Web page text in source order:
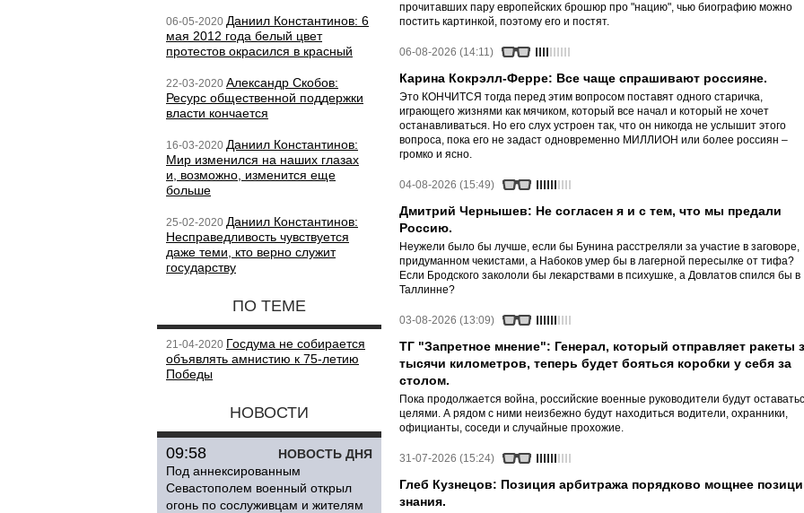
06-05-2020 Даниил Константинов: 6
мая 2012 года белый цвет
протестов окрасился в красный
22-03-2020 Александр Скобов:
Ресурс общественной поддержки
власти кончается
16-03-2020 Даниил Константинов:
Мир изменился на наших глазах
и, возможно, изменится еще
больше
25-02-2020 Даниил Константинов:
Несправедливость чувствуется
даже теми, кто верно служит
государству
ПО ТЕМЕ
21-04-2020 Госдума не собирается
объявлять амнистию к 75-летию
Победы
НОВОСТИ
НОВОСТЬ ДНЯ
09:58
Под аннексированным
Севастополем военный открыл
огонь по сослуживцам и жителям
прочитавших пару европейских брошюр про "нацию", чью биографию можно
постить картинкой, поэтому его и постят.
06-08-2026 (14:11)
Карина Кокрэлл-Ферре: Все чаще спрашивают россияне.
Это КОНЧИТСЯ тогда перед этим вопросом поставят одного старичка,
играющего жизнями как мячиком, который все начал и который не хочет
останавливаться. Но его слух устроен так, что он никогда не услышит этого
вопроса, пока его не задаст одновременно МИЛЛИОН или более россиян –
громко и ясно.
04-08-2026 (15:49)
Дмитрий Чернышев: Не согласен я и с тем, что мы предали
Россию.
Неужели было бы лучше, если бы Бунина расстреляли за участие в заговоре,
придуманном чекистами, а Набоков умер бы в лагерной пересылке от тифа?
Если Бродского закололи бы лекарствами в психушке, а Довлатов спился бы в
Таллинне?
03-08-2026 (13:09)
ТГ "Запретное мнение": Генерал, который отправляет ракеты
тысячи километров, теперь будет бояться коробки у себя за
столом.
Пока продолжается война, российские военные руководители будут
целями. А рядом с ними неизбежно будут находиться водители, охранники,
официанты, соседи и случайные прохожие.
31-07-2026 (15:24)
Глеб Кузнецов: Позиция арбитража порядково мощнее
знания.